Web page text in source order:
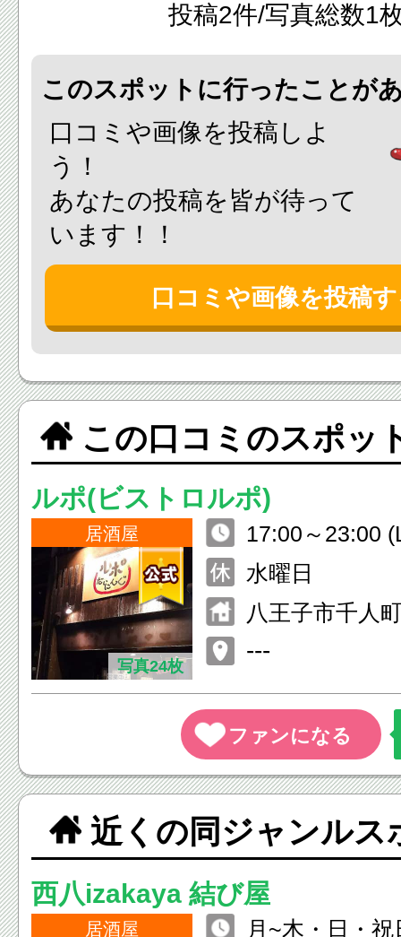
投稿2件/写真総数1
このスポットに行ったことが
口コミや画像を投稿しよ
う！
あなたの投稿を皆が待って
います！！
口コミや画像を投稿
この口コミのスポッ
ルポ(ビストロルポ)
居酒屋
写真24枚
17:00～23:00
水曜日
八王子市千人
---
近くの同ジャンルス
西八izakaya 結び屋
居酒屋 月~木・日・